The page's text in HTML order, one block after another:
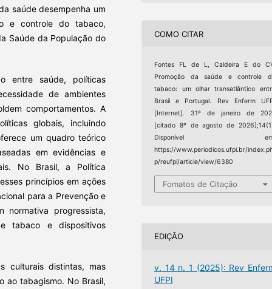
saúde desempenha um
e controle do tabaco,
Saúde da População do
entre saúde, políticas
de ambientes
comportamentos. A
globais, incluindo
um quadro teórico
em evidências e
No Brasil, a Política
princípios em ações
para a Prevenção e
normativa progressista,
tabaco e dispositivos
culturais distintas, mas
ao tabagismo. No Brasil,
COMO CITAR
Fontes FL de L, Caldeira E do
Promoção da saúde e controle
tabaco: um olhar transatlântico
Brasil e Portugal. Rev Enferm
[Internet]. 31º de janeiro de
[citado 8º de agosto de
Disponível
https://www.periodicos.ufpi.br/
p/reufpi/article/view/6380
Fomatos de Citação
EDIÇÃO
v. 14 n. 1 (2025): Rev
UFPI